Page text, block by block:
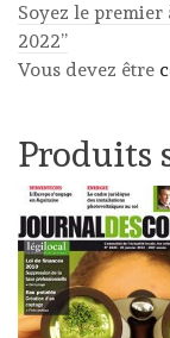
Soyez le premier
2022”
Vous devez être
Produits